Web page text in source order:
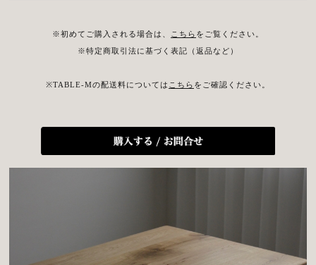
※初めてご購入される場合は、 こちら をご覧ください。
※特定商取引法に基づく表記（返品など）
※TABLE-Mの配送料については こちら をご確認ください。